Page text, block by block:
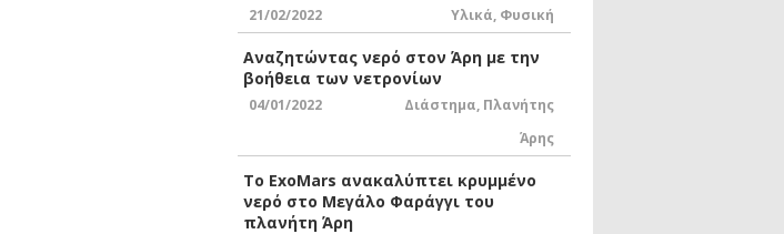
21/02/2022 Υλικά, Φυσική
Αναζητώντας νερό στον Άρη με την
βοήθεια των νετρονίων
04/01/2022 Διάστημα, Πλανήτης
Άρης
Το ExoMars ανακαλύπτει κρυμμένο
νερό στο Μεγάλο Φαράγγι του
πλανήτη Άρη